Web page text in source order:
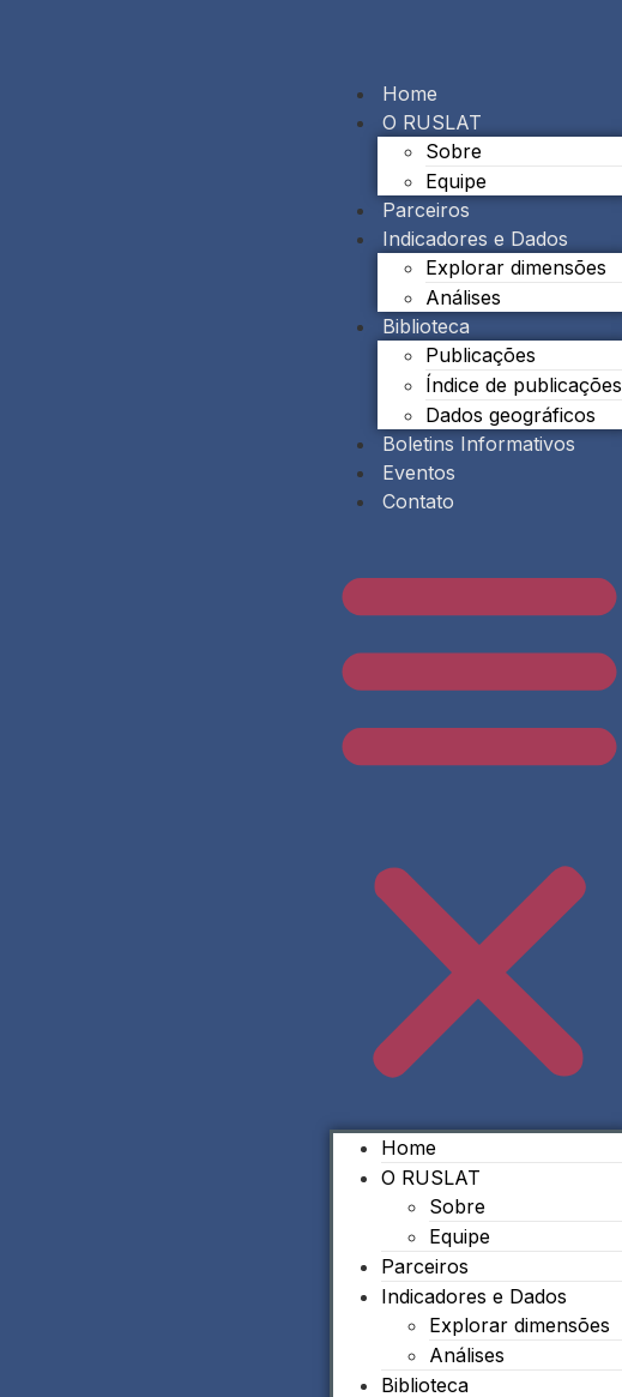
Home
O RUSLAT
Sobre
Equipe
Parceiros
Indicadores e Dados
Explorar dimensões
Análises
Biblioteca
Publicações
Índice de publicações
Dados geográficos
Boletins Informativos
Eventos
Contato
Home
O RUSLAT
Sobre
Equipe
Parceiros
Indicadores e Dados
Explorar dimensões
Análises
Biblioteca